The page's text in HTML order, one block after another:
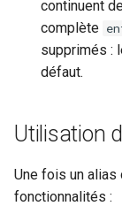
continuent
complète
supprimés :
défaut.
Utilisation
Une fois un
fonctionnalités :